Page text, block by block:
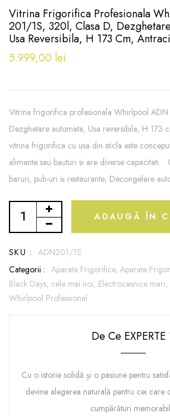
Vitrina Frigorifica Profesionala
201/1S, 320l, Clasa D,
Usa Reversibila, H 173 Cm,
5.999,00 lei
Vitrina frigorifica profesionala Whirlpool
Dezghetare automata, Usa reversibila, H
vitrina frigorifica cu usa din sticla este
alimente sau bauturi si are diverse capacitati.
baruri, pub-uri si restaurante; Decongelare
ADAUGĂ ÎN
SKU : ADN201/1S
Categorii : Aparate Frigorifice, Aparate
Black Days, cele mai noi, Electrocasnice mari,
Whirlpool Professional
De Ce EXPERTE
Cu o istorie solidă și o pasiune pentru
devine alegerea naturală pentru cei care
cumpărături